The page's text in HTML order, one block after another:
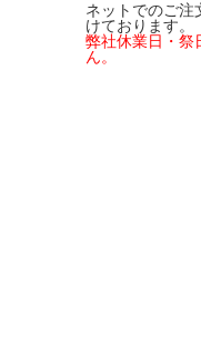
ネットでのご注
けております。
弊社休業日・祭
ん。